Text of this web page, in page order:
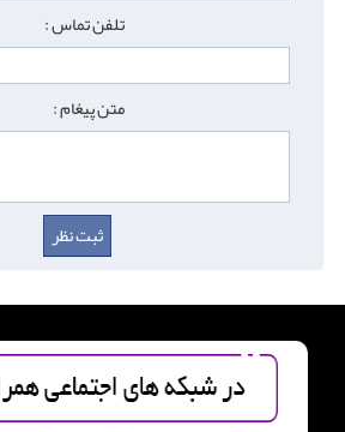
تلفن تماس :
متن پیغام :